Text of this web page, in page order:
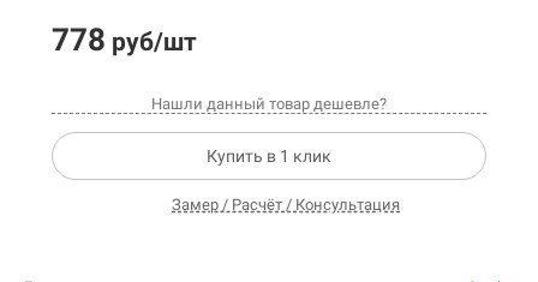
778 руб/шт
Нашли данный товар дешевле?
Купить в 1 клик
Замер / Расчёт / Консультация